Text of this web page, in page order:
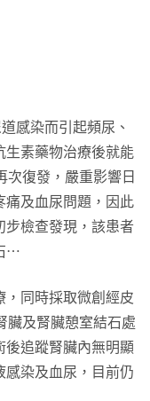
感染而引起頻尿、
生素藥物治療後就能
次復發，嚴重影響日
痛及血尿問題，因此
步檢查發現，該患者
⋯
，同時採取微創經皮
臟及腎臟憩室結石處
後追蹤腎臟內無明顯
感染及血尿，目前仍